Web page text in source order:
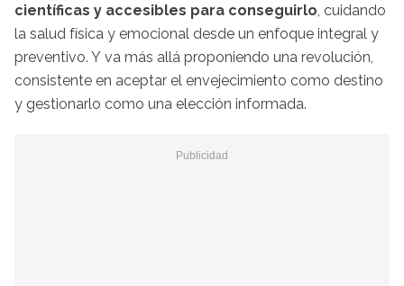
científicas y accesibles para conseguirlo, cuidando
la salud física y emocional desde un enfoque integral y
preventivo. Y va más allá proponiendo una revolución,
consistente en aceptar el envejecimiento como destino
y gestionarlo como una elección informada.